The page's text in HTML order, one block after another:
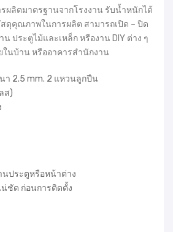
ผลิตมาตรฐานจากโรงงาน รับน้ำหนักได้
ดุคุณภาพในการผลิต สามารถเปิด – ปิด
ประตูไม้และเหล็ก หรืองาน DIY ต่าง ๆ
ในบ้าน หรืออาคารสำนักงาน
า 2.5 mm. 2 แหวนลูกปืน
ส)
ประตูหรือหน้าต่าง
ชัด ก่อนการติดตั้ง